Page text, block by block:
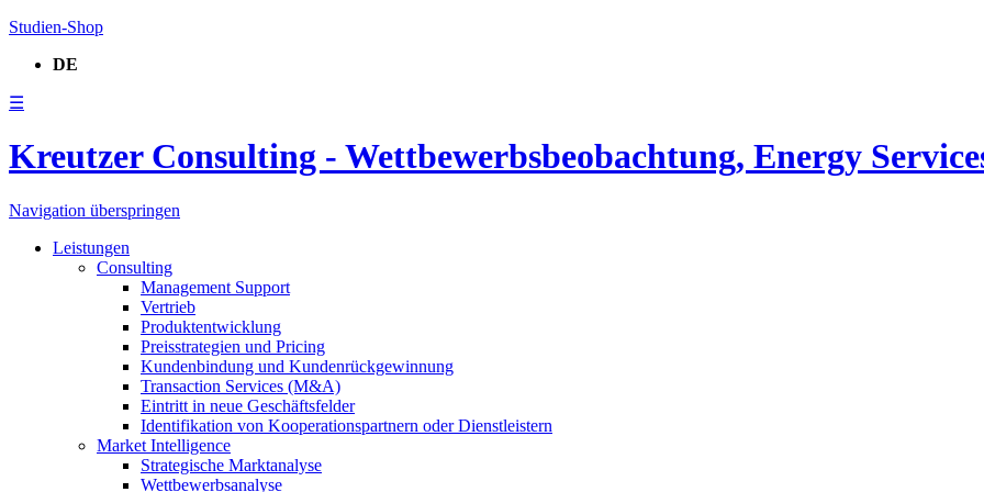
Studien-Shop
DE
☰
Kreutzer Consulting - Wettbewerbsbeobachtung, Energy
Navigation überspringen
Leistungen
Consulting
Management Support
Vertrieb
Produktentwicklung
Preisstrategien und Pricing
Kundenbindung und Kundenrückgewinnung
Transaction Services (M&A)
Eintritt in neue Geschäftsfelder
Identifikation von Kooperationspartnern oder Dienstleistern
Market Intelligence
Strategische Marktanalyse
Wettbewerbsanalyse